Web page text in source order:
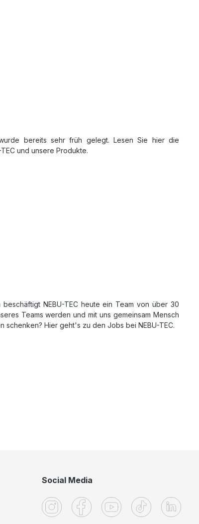
bereits sehr früh gelegt. Lesen Sie hier die
und unsere Produkte.
NEBU-TEC heute ein Team von über 30
Teams werden und mit uns gemeinsam Mensch
schenken? Hier geht's zu den Jobs bei NEBU-TEC.
Social Media